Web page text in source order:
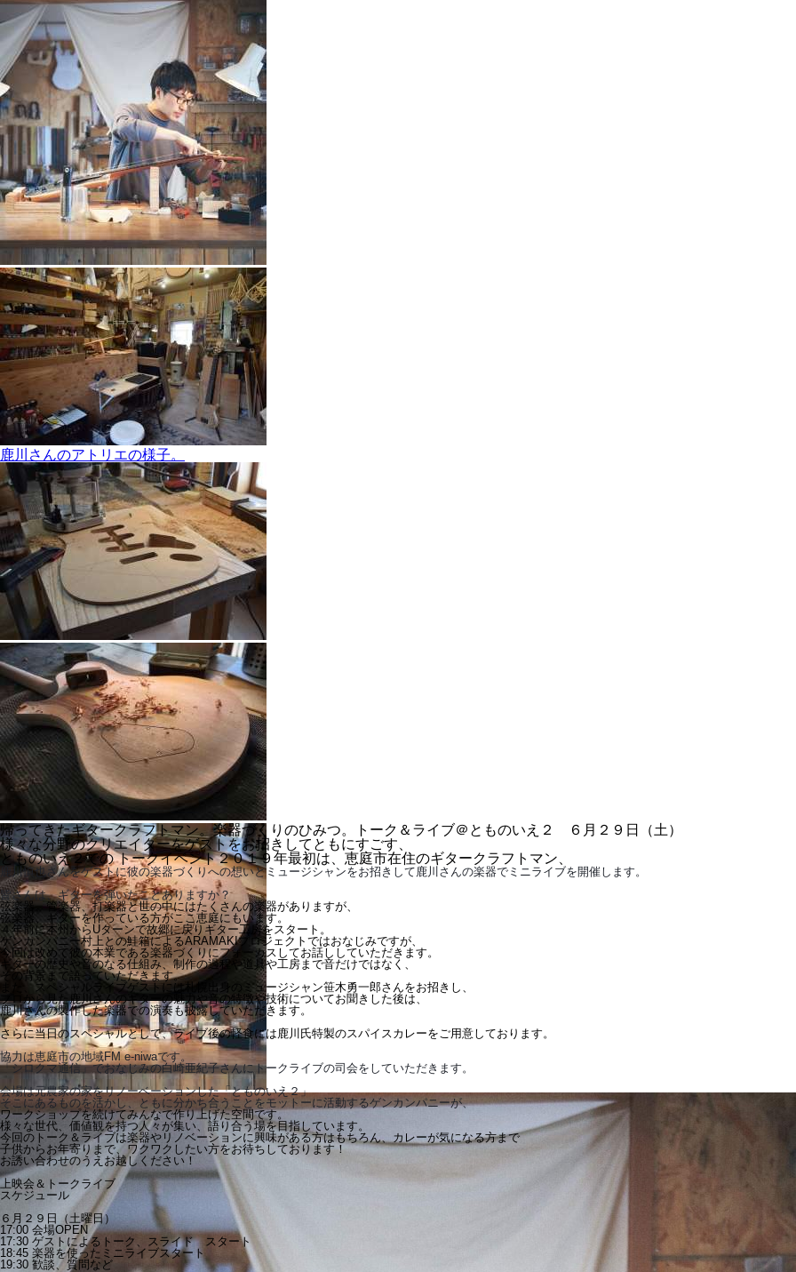
鹿川さんのアトリエの様子。
帰ってきたギタークラフトマン。楽器づくりのひみつ。トーク＆ライブ＠とものいえ２ ６月２９日（土）
様々な分野のクリエイターをゲストをお招きしてともにすごす、
とものいえ２での トークイベント２０１９年最初は、恵庭市在住のギタークラフトマン、
鹿川慎也さんをゲストに彼の楽器づくりへの想いとミュージシャンをお招きして鹿川さんの楽器でミニライブを開催します。
皆さんは、ギターを弾いたことありますか？
弦楽器、管楽器、打楽器と世の中にはたくさんの楽器がありますが、
弦楽器、ギターを作っている方がここ恵庭にもいます。
４年前に本州からUターンで故郷に戻りギター工房をスタート。
ゲンカンパニー村上との鮭箱によるARAMAKIプロジェクトではおなじみですが、
今回は改めて彼の本業である楽器づくりにフォーカスしてお話ししていただきます。
ギターの歴史や音のなる仕組み、制作の過程や道具や工房まで音だけではなく、
その背景まで語っていただきます。
また、スペシャルライブゲストには札幌出身のミュージシャン笹木勇一郎さんをお招きし、
プロから見た鹿川さんのギターの魅力や音の特徴や技術についてお聞きした後は、
鹿川さんの製作した楽器での演奏も披露していただきます。
さらに当日のスペシャルとして、ライブ後の軽食には鹿川氏特製のスパイスカレーをご用意しております。
協力は恵庭市の地域FM e-niwaです。
「シロクマ通信」でおなじみの白崎亜紀子さんにトークライブの司会をしていただきます。
会場は元農家の家をリノーベーションした「とものいえ２」
そこにあるものを活かし、ともに分かち合うことをモットーに活動するゲンカンパニーが、
ワークショップを続けてみんなで作り上げた空間です。
様々な世代、価値観を持つ人々が集い、語り合う場を目指しています。
今回のトーク＆ライブは楽器やリノベーションに興味がある方はもちろん、カレーが気になる方まで
子供からお年寄りまで、ワクワクしたい方をお待ちしております！
お誘い合わせのうえお越しください！
上映会＆トークライブ
スケジュール
６月２９日（土曜日）
17:00 会場OPEN
17:30 ゲストによるトーク、スライド スタート
18:45 楽器を使ったミニライブスタート
19:30 歓談、質問など